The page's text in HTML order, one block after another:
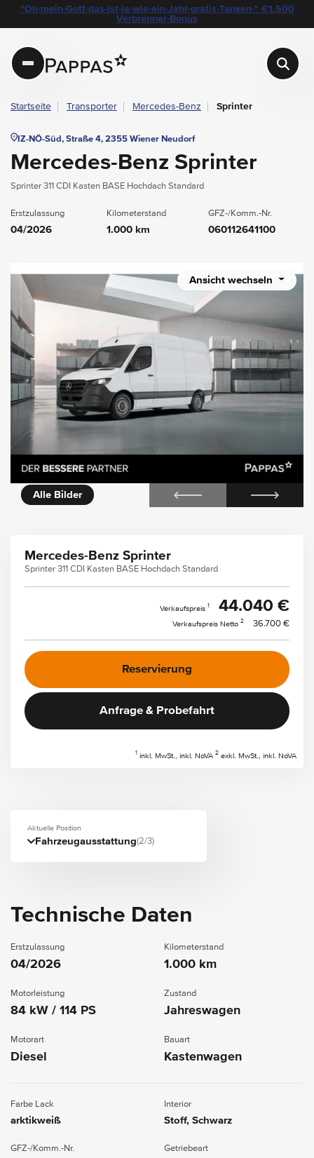
Navigation überspringen
Zum Hauptcontent
Zur Hauptnavigation springen
layout.table-of-content
Technische Daten
Fahrzeugausstattung
Standort & Ansprechpartner
Das könnte Sie auch interessieren
"Oh-mein-Gott-das-ist-ja-wie-ein-Jahr-gratis-Tanken-" €1.500
Verbrenner-Bonus
Pappas
Startseite Transporter Mercedes-Benz Sprinter
IZ-NÖ-Süd, Straße 4, 2355 Wiener Neudorf
Mercedes-Benz Sprinter
Sprinter 311 CDI Kasten BASE Hochdach Standard
Erstzulassung
04/2026
Kilometerstand
1.000 km
GFZ-/Komm.-Nr.
060112641100
Ansicht wechseln
Alle Bilder
Mercedes-Benz Sprinter
Sprinter 311 CDI Kasten BASE Hochdach Standard
Verkaufspreis 1 44.040 €
Verkaufspreis Netto 2 36.700 €
Reservierung
Anfrage & Probefahrt
1 inkl. MwSt., inkl. NoVA 2 exkl. MwSt., inkl. NoVA
Aktuelle Position
Fahrzeugausstattung(2/3)
Technische Daten
Erstzulassung
04/2026
Kilometerstand
1.000 km
Motorleistung
84 kW / 114 PS
Zustand
Jahreswagen
Motorart
Diesel
Bauart
Kastenwagen
Farbe Lack
arktikweiß
Interior
Stoff, Schwarz
GFZ-/Komm.-Nr. Getriebeart